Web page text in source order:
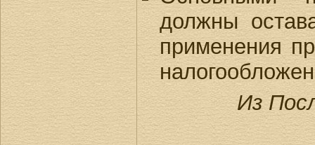
должны
применения
Из